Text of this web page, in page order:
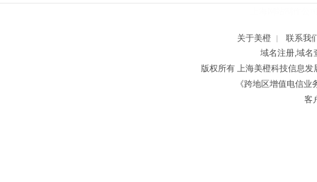
关于美橙 |
联系我
域名注册,域名
版权所有 上海美橙科技信息
《跨地区增值电信
客